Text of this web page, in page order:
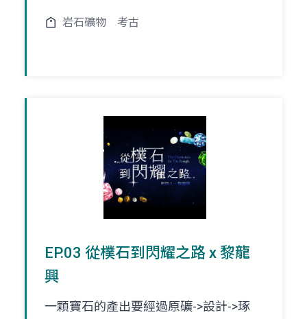
岩石礦物 考古
EP.03 從樸石到閃耀之路 x 黎龍
興
一顆寶石的產出要經過原礦->設計->琢